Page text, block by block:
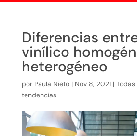
Diferencias
vinílico
heterogéneo
por Paula Nieto| Nov 8, 2021|
tendencias